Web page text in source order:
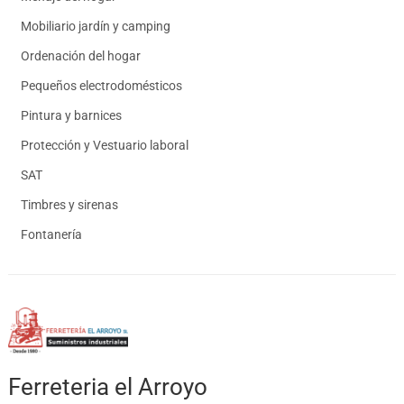
Mobiliario jardín y camping
Ordenación del hogar
Pequeños electrodomésticos
Pintura y barnices
Protección y Vestuario laboral
SAT
Timbres y sirenas
Fontanería
Ferreteria el Arroyo